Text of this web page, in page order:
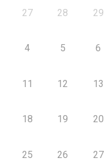
27 28 29
4 5 6
11 12 13
18 19 20
25 26 27